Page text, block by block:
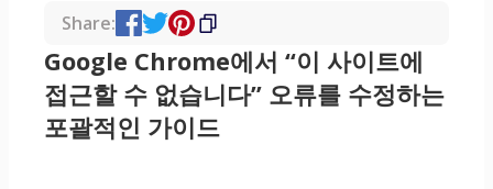
Share:
Google Chrome에서 “이 사이트에
접근할 수 없습니다” 오류를 수정하는
포괄적인 가이드